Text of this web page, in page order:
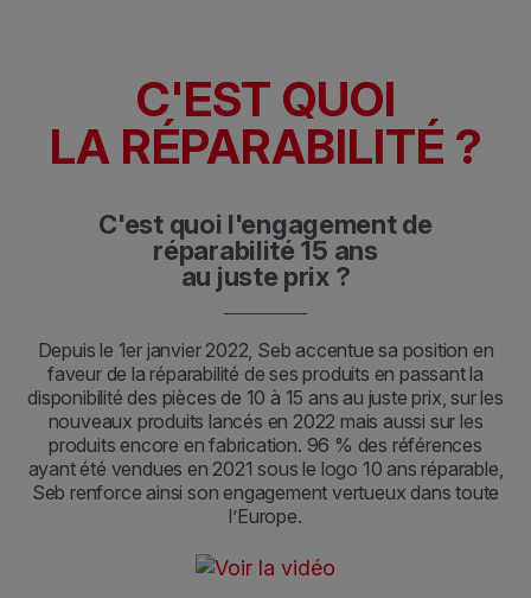
C'EST QUOI
LA RÉPARABILITÉ ?
C'est quoi l'engagement de
réparabilité 15 ans
au juste prix ?
Depuis le 1er janvier 2022, Seb accentue sa position en
faveur de la réparabilité de ses produits en passant la
disponibilité des pièces de 10 à 15 ans au juste prix, sur les
nouveaux produits lancés en 2022 mais aussi sur les
produits encore en fabrication. 96 % des références
ayant été vendues en 2021 sous le logo 10 ans réparable,
Seb renforce ainsi son engagement vertueux dans toute
l’Europe.